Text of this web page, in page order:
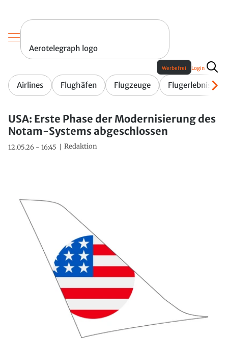
Aerotelegraph logo
Airlines Flughäfen Flugzeuge Flugerlebnis
Werbefrei Login
USA: Erste Phase der Modernisierung des
Notam-Systems abgeschlossen
12.05.26 - 16:45 Redaktion